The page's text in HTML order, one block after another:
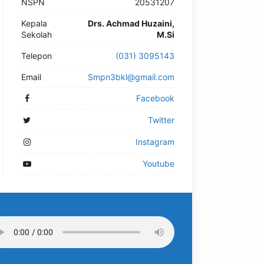
NSPN 20531207
Kepala
Sekolah
Drs. Achmad Huzaini,
M.Si
Telepon (031) 3095143
Email Smpn3bkl@gmail.com
Facebook
Twitter
Instagram
Youtube